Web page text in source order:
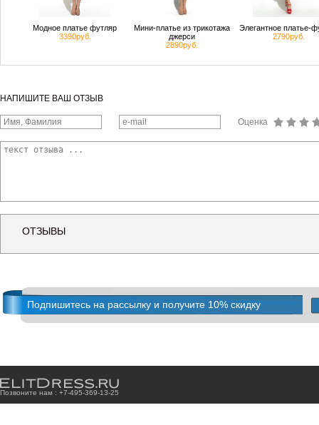
Модное платье футляр
3390руб.
Мини-платье из трикотажа
джерси
2890руб.
Элегантное платье-
2790руб.
НАПИШИТЕ ВАШ ОТЗЫВ
Оценка
ОТЗЫВЫ
Подпишитесь на рассылку и получите 10% скидку
Позвоните нам : +7-495-369-13-25